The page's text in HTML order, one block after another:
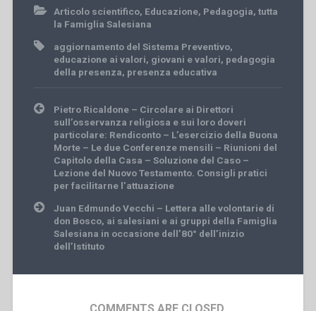
Articolo scientifico, Educazione, Pedagogia, tutta
la Famiglia Salesiana
aggiornamento del Sistema Preventivo,
educazione ai valori, giovani e valori, pedagogia
della presenza, presenza educativa
Post
navigation
Pietro Ricaldone – Circolare ai Direttori
sull’osservanza religiosa e sui loro doveri
particolare: Rendiconto – L’esercizio della Buona
Morte – Le due Conferenze mensili – Riunioni del
Capitolo della Casa – Soluzione del Caso –
Lezione del Nuovo Testamento. Consigli pratici
per facilitarne l’attuazione
Juan Edmundo Vecchi – Lettera alle volontarie di
don Bosco, ai salesiani e ai gruppi della Famiglia
Salesiana in occasione dell’80° dell’inizio
dell’Istituto